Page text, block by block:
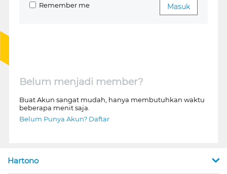
Masuk
Remember me
Belum menjadi member?
Buat Akun sangat mudah, hanya membutuhkan waktu
beberapa menit saja.
Belum Punya Akun? Daftar
Hartono